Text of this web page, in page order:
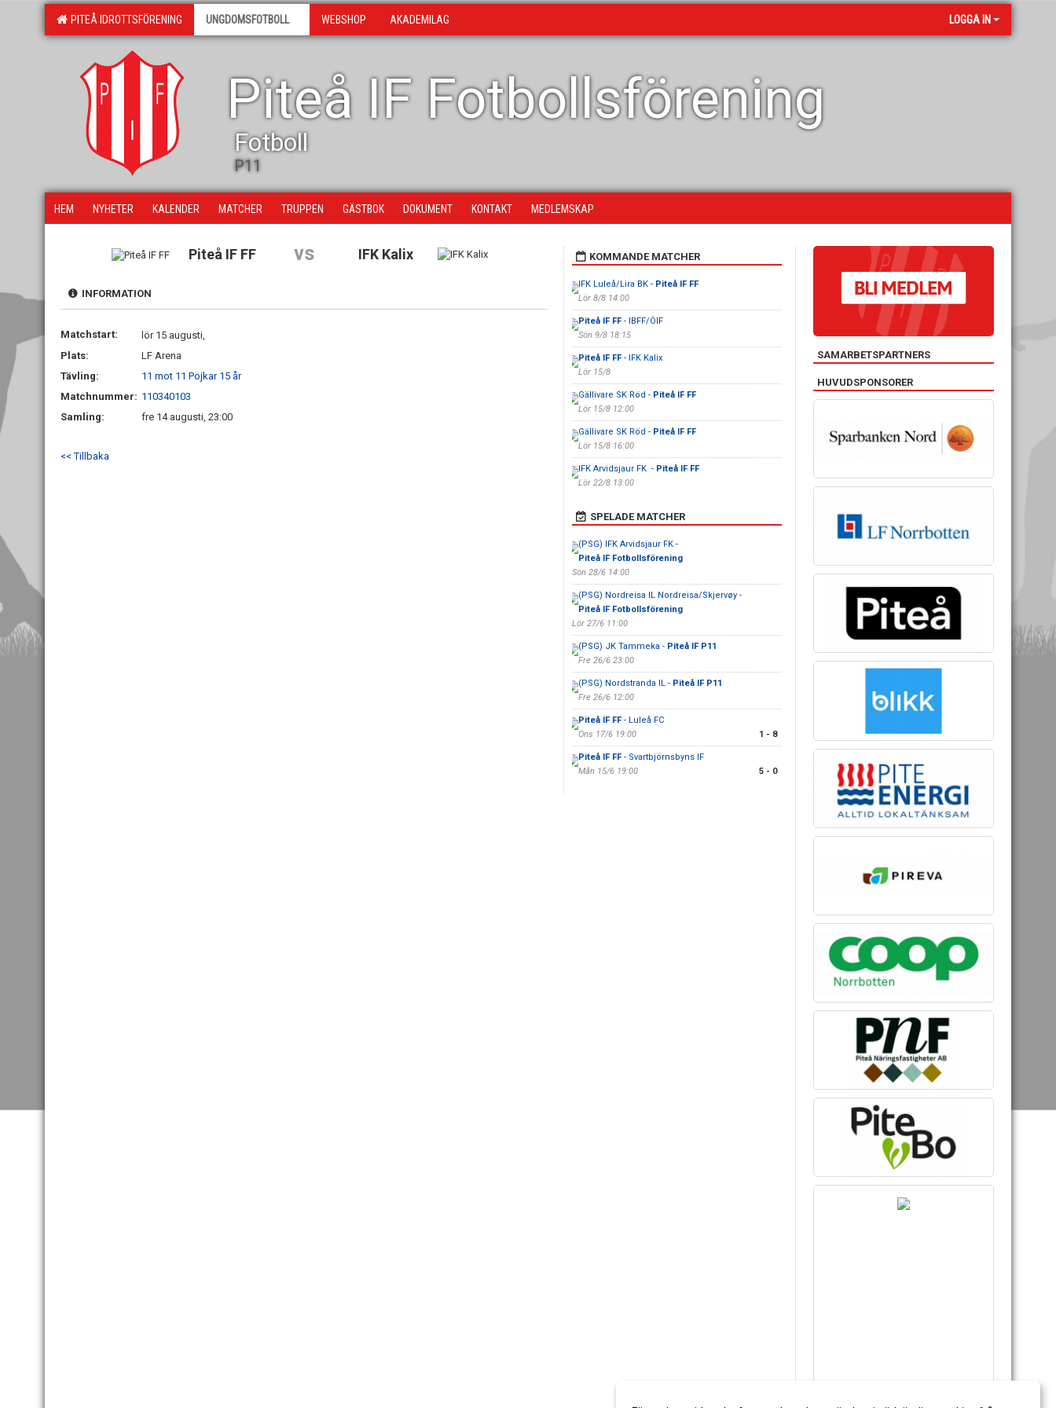
PITEÅ IDROTTSFÖRENING UNGDOMSFOTBOLL WEBSHOP AKADEMILAG LOGGA IN
Piteå IF Fotbollsförening
Fotboll
P11
HEM NYHETER KALENDER MATCHER TRUPPEN GÄSTBOK DOKUMENT KONTAKT MEDLEMSKAP
Piteå IF FF vs IFK Kalix
INFORMATION
Matchstart:
lör 15 augusti,
Plats:
LF Arena
Tävling:
11 mot 11 Pojkar 15 år
Matchnummer: 110340103
Samling:
fre 14 augusti, 23:00
<< Tillbaka
KOMMANDE MATCHER
IFK Luleå/Lira BK - Piteå IF FF
Lör 8/8 14:00
Piteå IF FF- IBFF/ÖIF
Sön 9/8 18:15
Piteå IF FF- IFK Kalix
Lör 15/8
Gällivare SK Röd - Piteå IF FF
Lör 15/8 12:00
Gällivare SK Röd - Piteå IF FF
Lör 15/8 16:00
IFK Arvidsjaur FK - Piteå IF FF
Lör 22/8 13:00
SPELADE MATCHER
(PSG) IFK Arvidsjaur FK -
Piteå IF Fotbollsförening
Sön 28/6 14:00
(PSG) Nordreisa IL Nordreisa/Skjervøy -
Piteå IF Fotbollsförening
Lör 27/6 11:00
(PSG) JK Tammeka - Piteå IF P11
Fre 26/6 23:00
(PSG) Nordstranda IL - Piteå IF P11
Fre 26/6 12:00
Piteå IF FF- Luleå FC
Ons 17/6 19:00
1 - 8
Piteå IF FF- Svartbjörnsbyns IF
Mån 15/6 19:00
5 - 0
SAMARBETSPARTNERS
HUVUDSPONSORER